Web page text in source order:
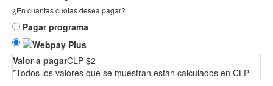
¿En cuantas cuotas desea pagar?
Pagar programa
Valor a pagarCLP $2
*Todos los valores que se muestran están calculados en CLP